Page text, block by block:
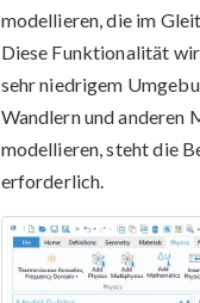
modellieren, die im
Diese Funktionalität
sehr niedrigem
Wandlern und anderen
modellieren, steht die
erforderlich.